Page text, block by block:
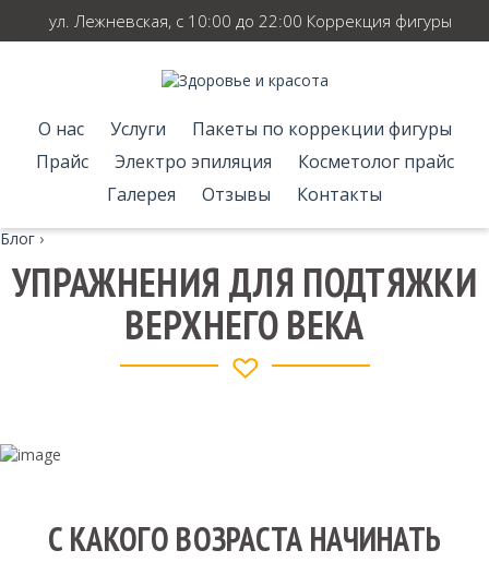
ул. Лежневская, с 10:00 до 22:00 Коррекция фигуры
О нас Услуги
Пакеты по коррекции фигуры
Прайс
Электро эпиляция
Косметолог прайс
Галерея
Отзывы Контакты
Блог ›
УПРАЖНЕНИЯ ДЛЯ ПОДТЯЖКИ
ВЕРХНЕГО ВЕКА
С КАКОГО ВОЗРАСТА НАЧИНАТЬ